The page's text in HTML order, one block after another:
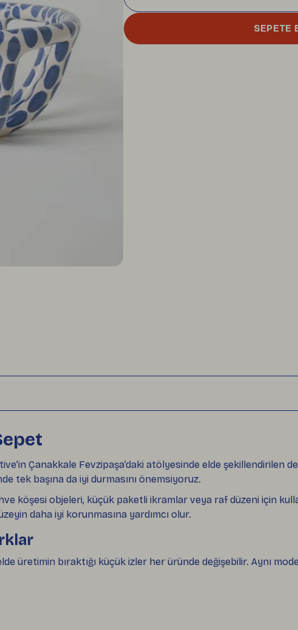
SEPETE
Çanakkale Fevzipaşa’daki atölyesinde elde
tek başına da iyi durmasını önemsiyoruz.
köşesi objeleri, küçük paketli ikramlar veya raf düzeni için
daha iyi korunmasına yardımcı olur.
üretimin bıraktığı küçük izler her üründe değişebilir. Aynı